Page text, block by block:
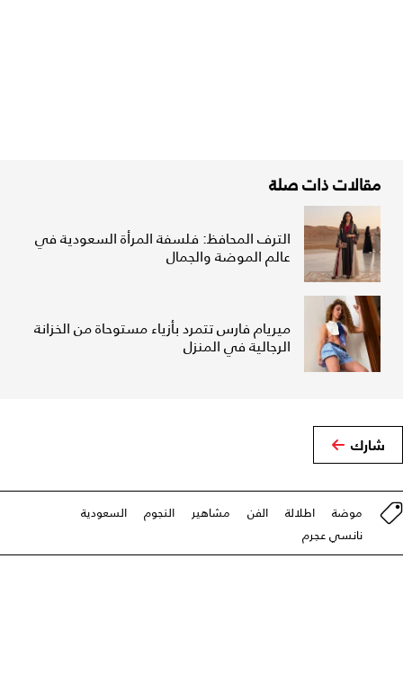
مقالات ذات صلة
الترف المحافظ: فلسفة المرأة السعودية في
عالم الموضة والجمال
ميريام فارس تتمرد بأزياء مستوحاة من الخزانة
الرجالية في المنزل
شارك
موضة اطلالة الفن مشاهير النجوم
السعودية
نانسي عجرم